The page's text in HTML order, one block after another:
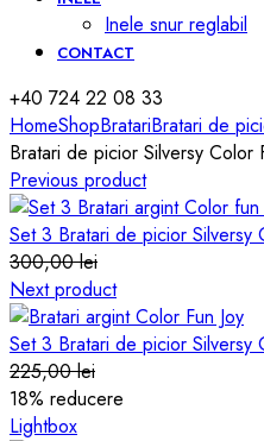
Inele snur reglabil
CONTACT
+40 724 22 08 33
HomeShopBratariBratari de
Bratari de picior Silversy Color
Previous product
Set 3 Bratari de picior Silversy
300,00lei
Next product
Set 3 Bratari de picior Silversy
225,00lei
18% reducere
Lightbox